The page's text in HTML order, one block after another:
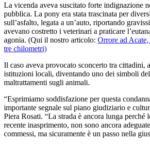
La vicenda aveva suscitato forte indignazione
pubblica. La pony era stata trascinata per
sull’asfalto, legata a un’auto, riportando
avevano costretto i veterinari a praticare
agonia. (Qui il nostro articolo: Orrore ad
tre chilometri)
Il caso aveva provocato sconcerto tra cittadini,
istituzioni locali, diventando uno dei simboli
maltrattamenti sugli animali.
“Esprimiamo soddisfazione per questa
importante segnale sul piano giudiziario e
Piera Rosati. “La strada è ancora lunga perché
recente inasprimento, non sono ancora
commessi, ma sicuramente è un passo nella